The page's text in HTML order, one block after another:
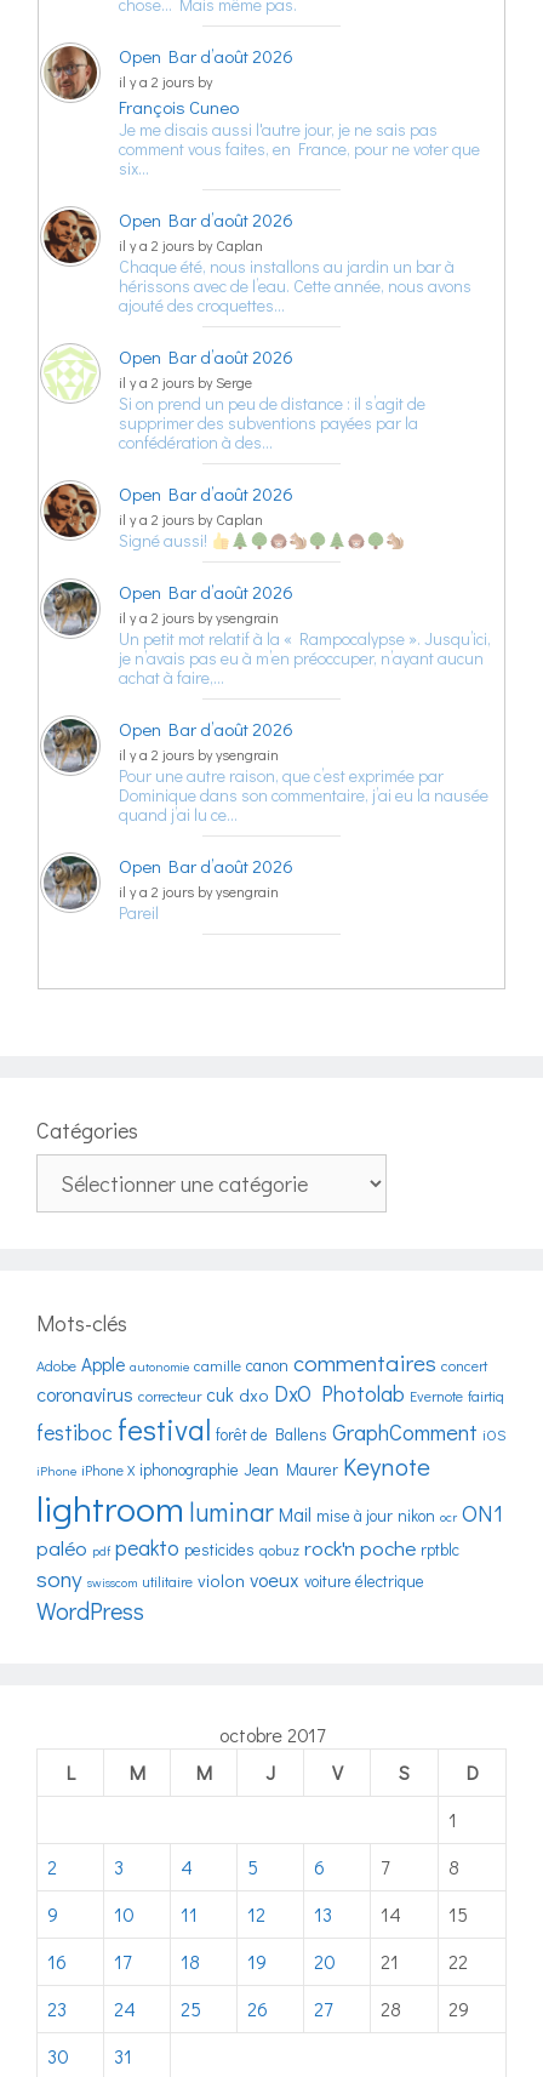
chose… Mais même pas.
Open Bar d’août 2026
il y a 2 jours by
François Cuneo
Je me disais aussi l'autre jour, je ne sais pas
comment vous faites, en France, pour ne voter que
six…
Open Bar d’août 2026
il y a 2 jours by Caplan
Chaque été, nous installons au jardin un bar à
hérissons avec de l’eau. Cette année, nous avons
ajouté des croquettes…
Open Bar d’août 2026
il y a 2 jours by Serge
Si on prend un peu de distance : il s’agit de
supprimer des subventions payées par la
confédération à des…
Open Bar d’août 2026
il y a 2 jours by Caplan
Signé aussi!
Open Bar d’août 2026
il y a 2 jours by ysengrain
Un petit mot relatif à la « Rampocalypse ». Jusqu’ici,
je n’avais pas eu à m’en préoccuper, n’ayant aucun
achat à faire,…
Open Bar d’août 2026
il y a 2 jours by ysengrain
Pour une autre raison, que c’est exprimée par
Dominique dans son commentaire, j’ai eu la nausée
quand j’ai lu ce…
Open Bar d’août 2026
il y a 2 jours by ysengrain
Pareil
Catégories
Mots-clés
Adobe Apple autonomie camille canon commentaires concert
coronavirus correcteur cuk dxo DxO Photolab Evernote fairtiq
festiboc festival forêt de Ballens GraphComment iOS
iPhone iPhone X iphonographie Jean Maurer Keynote
lightroom luminar Mail mise à jour nikon ocr ON1
paléo pdf peakto pesticides qobuz rock'n poche rptblc
sony swisscom utilitaire violon voeux voiture électrique
WordPress
octobre 2017
L
M M J V S
D
1
2
3 4 5 6 7
8
9
10 11 12 13 14
15
16
17 18 19 20 21
22
23
24 25 26 27 28
29
30
31